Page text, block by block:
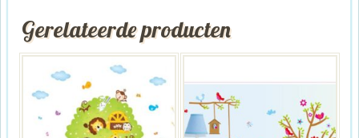
Gerelateerde producten